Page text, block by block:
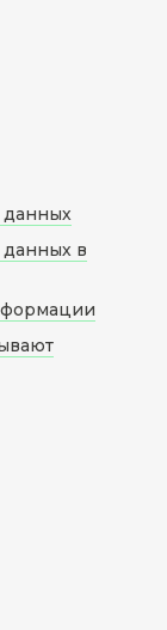
данных
данных в